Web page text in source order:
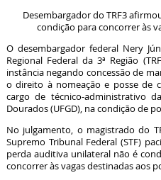
Desembargador do TRF3
condição para concorrer às
O desembargador federal Nery
Regional Federal da 3ª Região
instância negando concessão de
o direito à nomeação e posse de
cargo de técnico-administrativo
Dourados (UFGD), na condição de
No julgamento, o magistrado do
Supremo Tribunal Federal (STF)
perda auditiva unilateral não é
concorrer às vagas destinadas aos